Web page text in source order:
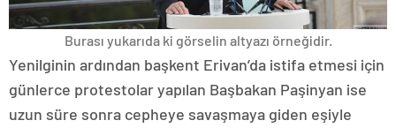
Burası yukarıda ki görselin altyazı örneğidir.
Yenilginin ardından başkent Erivan’da istifa etmesi için
günlerce protestolar yapılan Başbakan Paşinyan ise
uzun süre sonra cepheye savaşmaya giden eşiyle